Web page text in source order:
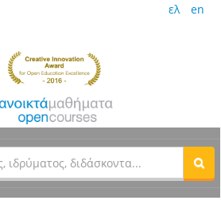
ελ en